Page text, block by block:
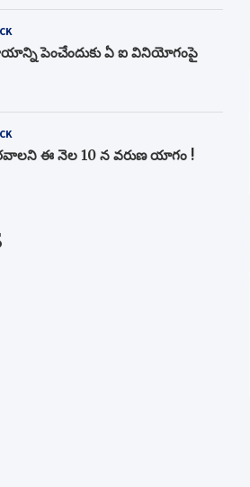
పెంచేందుకు ఏ ఐ వినియోగంపై
ఈ నెల 10 న వరుణ యాగం !